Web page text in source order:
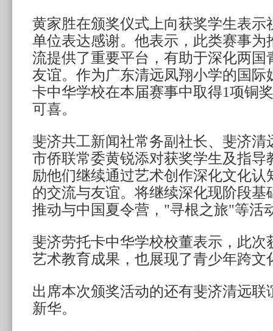
黄家胜在颁奖仪式上向获奖学生表示
单位表达感谢。他表示，此类赛事为
流提供了重要平台，有助于深化两国
友谊。作为广东清远凤翔小学的国际
卡中华学校在本届赛事中取得1项铜
可喜。
斐济共工新闻社常务副社长、斐济清
市侨联常委黄锐添对获奖学生及指导
励他们继续通过艺术创作深化文化认
的交流与友谊。将继续深化现阶段基
推动与中国夏令营，"寻根之旅"等活
斐济劳托卡中华学校校董表示，此次
艺术教育成果，也展现了青少年跨文
出席本次颁奖活动的还有斐济清远联
新华。